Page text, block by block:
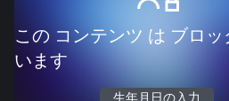
この コンテンツ は ブロッ
います
生年月日の入力